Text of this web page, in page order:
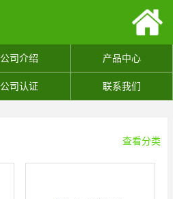
公司介绍 产品中心
公司认证 联系我们
查看分类